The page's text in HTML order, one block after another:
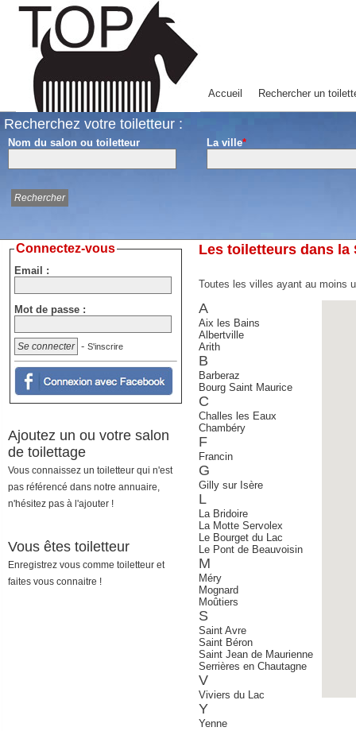
Accueil Rechercher un
Recherchez votre toiletteur :
Nom du salon ou toiletteur La ville*
Les toiletteurs dans la
Toutes les villes ayant au moins
A
Aix les Bains
Albertville
Arith
B
Barberaz
Bourg Saint Maurice
C
Challes les Eaux
Chambéry
F
Francin
G
Gilly sur Isère
L
La Bridoire
La Motte Servolex
Le Bourget du Lac
Le Pont de Beauvoisin
M
Méry
Mognard
Moûtiers
S
Saint Avre
Saint Béron
Saint Jean de Maurienne
Serrières en Chautagne
V
Viviers du Lac
Y
Yenne
Connectez-vous
Email :
Mot de passe :
- S'inscrire
Ajoutez un ou votre salon
de toilettage
Vous connaissez un toiletteur qui n'est
pas référencé dans notre annuaire,
n'hésitez pas à l'ajouter !
Vous êtes toiletteur
Enregistrez vous comme toiletteur et
faites vous connaitre !